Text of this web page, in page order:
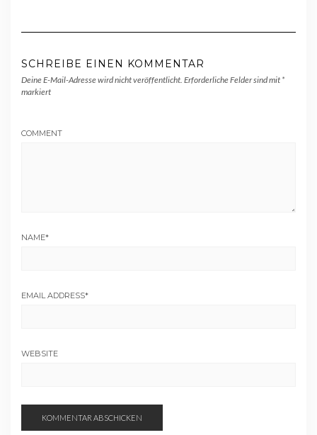
SCHREIBE EINEN KOMMENTAR
Deine E-Mail-Adresse wird nicht veröffentlicht. Erforderliche Felder sind mit *
markiert
COMMENT
NAME*
EMAIL ADDRESS*
WEBSITE